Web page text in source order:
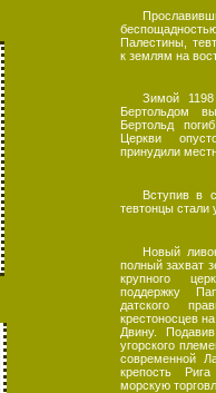
Палестины,
к землям на
Зимой
Бертольдом
Бертольд
Церкви
принудили
Вступив в
тевтонцы стали
Новый
полный захват
крупного
поддержку
датского
крестоносцев
Двину.
угорского
современной
крепость
морскую